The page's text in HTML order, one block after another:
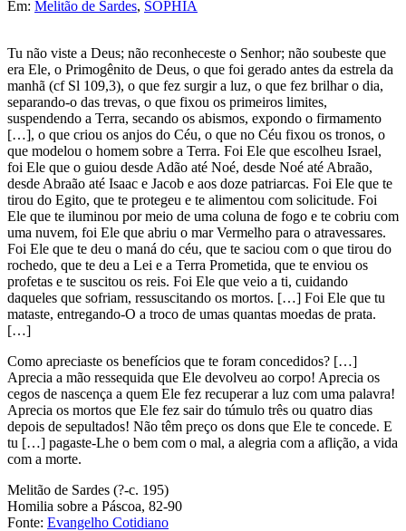
Em: Melitão de Sardes, SOPHIA
Tu não viste a Deus; não reconheceste o Senhor; não soubeste que
era Ele, o Primogênito de Deus, o que foi gerado antes da estrela da
manhã (cf Sl 109,3), o que fez surgir a luz, o que fez brilhar o dia,
separando-o das trevas, o que fixou os primeiros limites,
suspendendo a Terra, secando os abismos, expondo o firmamento
[…], o que criou os anjos do Céu, o que no Céu fixou os tronos, o
que modelou o homem sobre a Terra. Foi Ele que escolheu Israel,
foi Ele que o guiou desde Adão até Noé, desde Noé até Abraão,
desde Abraão até Isaac e Jacob e aos doze patriarcas. Foi Ele que te
tirou do Egito, que te protegeu e te alimentou com solicitude. Foi
Ele que te iluminou por meio de uma coluna de fogo e te cobriu com
uma nuvem, foi Ele que abriu o mar Vermelho para o atravessares.
Foi Ele que te deu o maná do céu, que te saciou com o que tirou do
rochedo, que te deu a Lei e a Terra Prometida, que te enviou os
profetas e te suscitou os reis. Foi Ele que veio a ti, cuidando
daqueles que sofriam, ressuscitando os mortos. […] Foi Ele que tu
mataste, entregando-O a troco de umas quantas moedas de prata.
[…]
Como apreciaste os benefícios que te foram concedidos? […]
Aprecia a mão ressequida que Ele devolveu ao corpo! Aprecia os
cegos de nascença a quem Ele fez recuperar a luz com uma palavra!
Aprecia os mortos que Ele fez sair do túmulo três ou quatro dias
depois de sepultados! Não têm preço os dons que Ele te concede. E
tu […] pagaste-Lhe o bem com o mal, a alegria com a aflição, a vida
com a morte.
Melitão de Sardes (?-c. 195)
Homilia sobre a Páscoa, 82-90
Fonte: Evangelho Cotidiano